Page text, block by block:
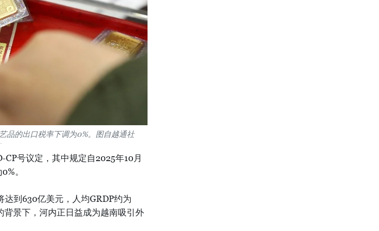
品的出口税率下调为0%。图自越通社
号议定，其中规定自2025年10月
。
达到630亿美元，人均GRDP约为
景下，河内正日益成为越南吸引外